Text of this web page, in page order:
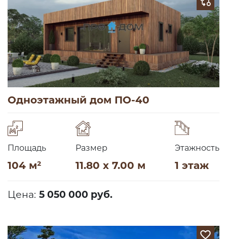
Одноэтажный дом ПО-40
Площадь
104 м²
Размер
11.80 x 7.00 м
Этажность
1 этаж
Цена: 5 050 000 руб.